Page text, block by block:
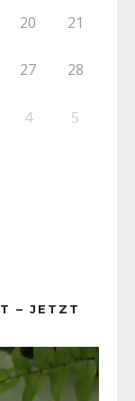
20 21
27 28
4 5
– JETZT